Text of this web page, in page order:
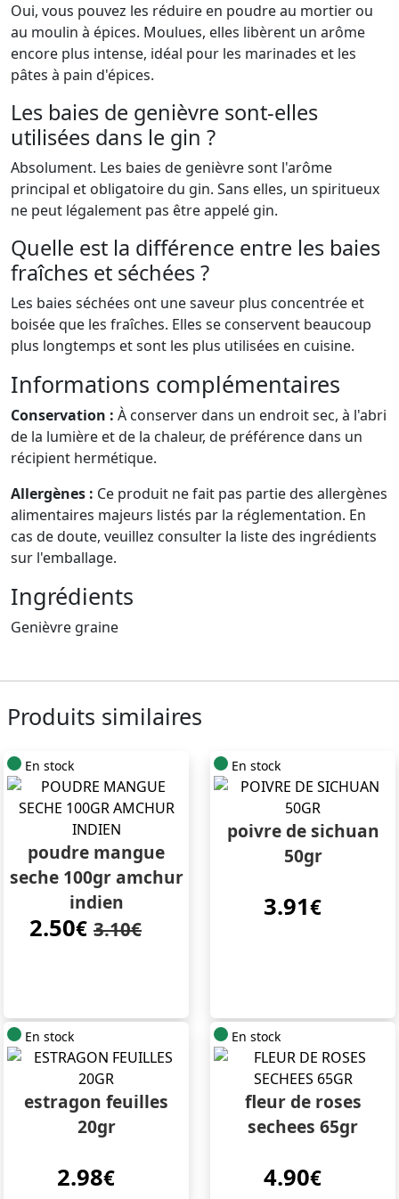
Oui, vous pouvez les réduire en poudre au mortier ou
au moulin à épices. Moulues, elles libèrent un arôme
encore plus intense, idéal pour les marinades et les
pâtes à pain d'épices.
Les baies de genièvre sont-elles
utilisées dans le gin ?
Absolument. Les baies de genièvre sont l'arôme
principal et obligatoire du gin. Sans elles, un spiritueux
ne peut légalement pas être appelé gin.
Quelle est la différence entre les baies
fraîches et séchées ?
Les baies séchées ont une saveur plus concentrée et
boisée que les fraîches. Elles se conservent beaucoup
plus longtemps et sont les plus utilisées en cuisine.
Informations complémentaires
Conservation : À conserver dans un endroit sec, à l'abri
de la lumière et de la chaleur, de préférence dans un
récipient hermétique.
Allergènes : Ce produit ne fait pas partie des allergènes
alimentaires majeurs listés par la réglementation. En
cas de doute, veuillez consulter la liste des ingrédients
sur l'emballage.
Ingrédients
Genièvre graine
Produits similaires
En stock
poudre mangue
seche 100gr amchur
indien
2.50€ 3.10€
En stock
poivre de sichuan
50gr
3.91€
En stock
estragon feuilles
20gr
2.98€
En stock
fleur de roses
sechees 65gr
4.90€